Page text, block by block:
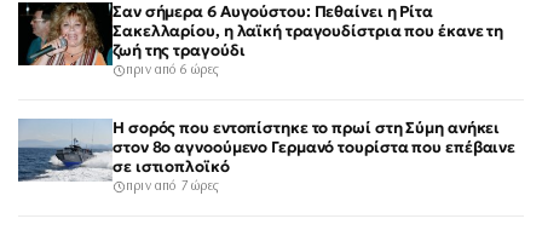
Σαν σήμερα 6 Αυγούστου: Πεθαίνει η Ρίτα
Σακελλαρίου, η λαϊκή τραγουδίστρια που έκανε τη
ζωή της τραγούδι
πριν από 6 ώρες
Η σορός που εντοπίστηκε το πρωί στη Σύμη ανήκει
στον 8ο αγνοούμενο Γερμανό τουρίστα που επέβαινε
σε ιστιοπλοϊκό
πριν από 7 ώρες